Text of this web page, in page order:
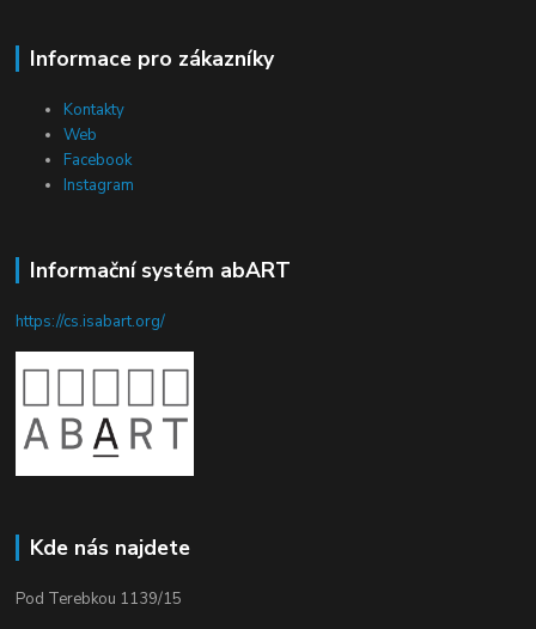
Informace pro zákazníky
Kontakty
Web
Facebook
Instagram
Informační systém abART
https://cs.isabart.org/
Kde nás najdete
Pod Terebkou 1139/15